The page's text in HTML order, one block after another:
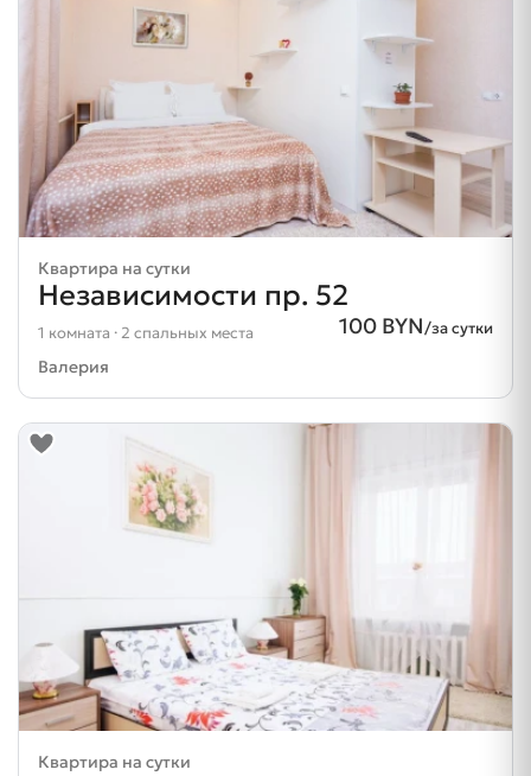
Квартира на сутки
Независимости пр. 52
100 BYN/за сутки
1 комната · 2 спальных места
Валерия
Квартира на сутки